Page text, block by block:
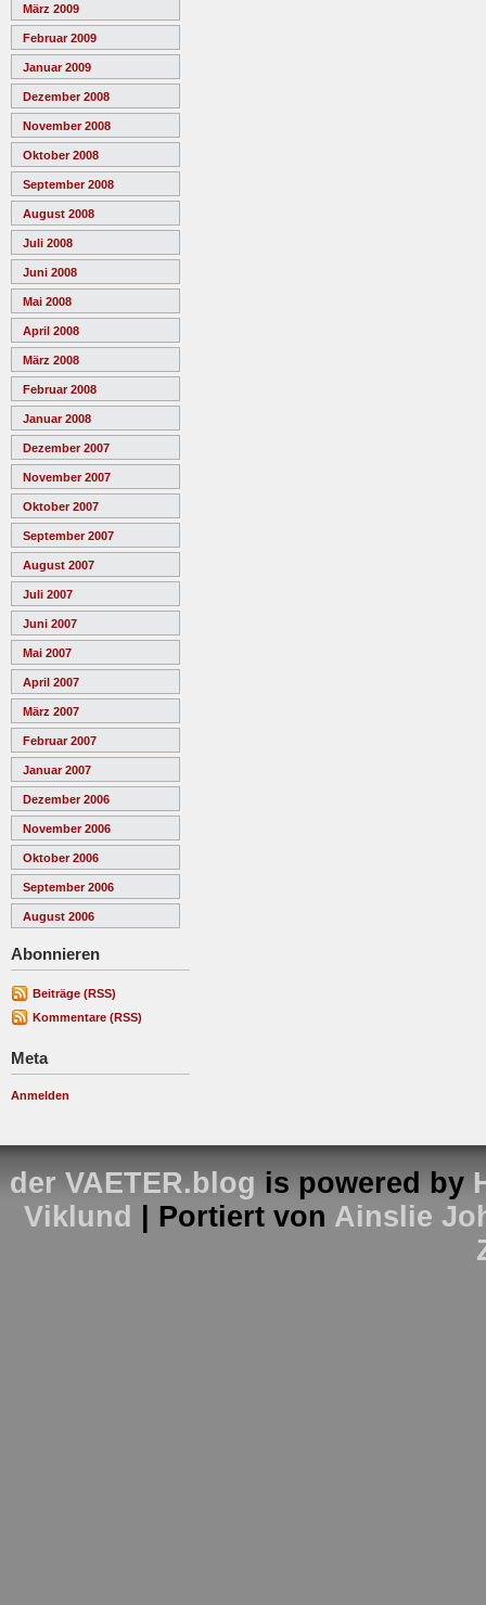
März 2009
Februar 2009
Januar 2009
Dezember 2008
November 2008
Oktober 2008
September 2008
August 2008
Juli 2008
Juni 2008
Mai 2008
April 2008
März 2008
Februar 2008
Januar 2008
Dezember 2007
November 2007
Oktober 2007
September 2007
August 2007
Juli 2007
Juni 2007
Mai 2007
April 2007
März 2007
Februar 2007
Januar 2007
Dezember 2006
November 2006
Oktober 2006
September 2006
August 2006
Abonnieren
Beiträge (RSS)
Kommentare (RSS)
Meta
Anmelden
der VAETER.blog is powered by
Viklund
| Portiert von Ainslie